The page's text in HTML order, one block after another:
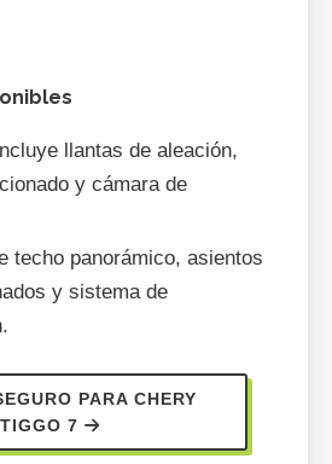
llantas de aleación,
y cámara de
techo panorámico, asientos
y sistema de
PARA CHERY
TIGGO 7